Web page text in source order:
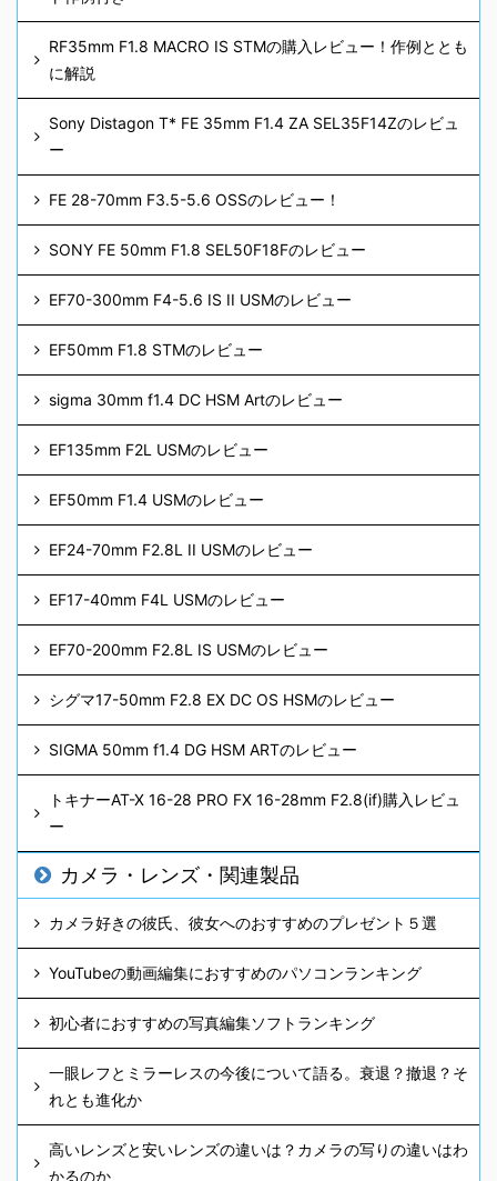
RF35mm F1.8 MACRO IS STMの購入レビュー！作例ととも
に解説
Sony Distagon T* FE 35mm F1.4 ZA SEL35F14Zのレビュ
ー
FE 28-70mm F3.5-5.6 OSSのレビュー！
SONY FE 50mm F1.8 SEL50F18Fのレビュー
EF70-300mm F4-5.6 IS II USMのレビュー
EF50mm F1.8 STMのレビュー
sigma 30mm f1.4 DC HSM Artのレビュー
EF135mm F2L USMのレビュー
EF50mm F1.4 USMのレビュー
EF24-70mm F2.8L II USMのレビュー
EF17-40mm F4L USMのレビュー
EF70-200mm F2.8L IS USMのレビュー
シグマ17-50mm F2.8 EX DC OS HSMのレビュー
SIGMA 50mm f1.4 DG HSM ARTのレビュー
トキナーAT-X 16-28 PRO FX 16-28mm F2.8(if)購入レビュ
ー
カメラ・レンズ・関連製品
カメラ好きの彼氏、彼女へのおすすめのプレゼント５選
YouTubeの動画編集におすすめのパソコンランキング
初心者におすすめの写真編集ソフトランキング
一眼レフとミラーレスの今後について語る。衰退？撤退？そ
れとも進化か
高いレンズと安いレンズの違いは？カメラの写りの違いはわ
かるのか